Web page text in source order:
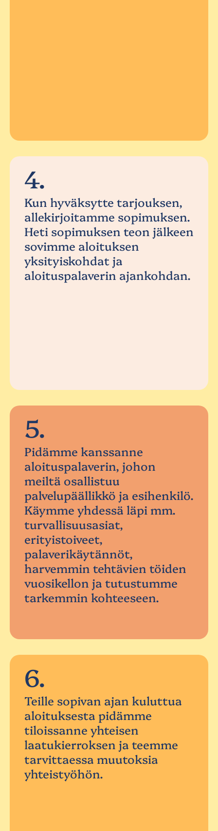
4.
Kun hyväksytte tarjouksen,
allekirjoitamme sopimuksen.
Heti sopimuksen teon jälkeen
sovimme aloituksen
yksityiskohdat ja
aloituspalaverin ajankohdan.
5.
Pidämme kanssanne
aloituspalaverin, johon
meiltä osallistuu
palvelupäällikkö ja esihenkilö.
Käymme yhdessä läpi mm.
turvallisuusasiat,
erityistoiveet,
palaverikäytännöt,
harvemmin tehtävien töiden
vuosikellon ja tutustumme
tarkemmin kohteeseen.
6.
Teille sopivan ajan kuluttua
aloituksesta pidämme
tiloissanne yhteisen
laatukierroksen ja teemme
tarvittaessa muutoksia
yhteistyöhön.